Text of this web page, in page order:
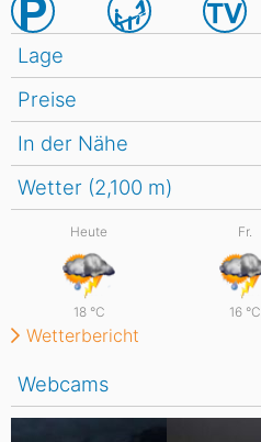
Lage
Preise
Wetter (2,100 m)
Heute
18 °C
Fr.
16 °C
Wetterbericht
Webcams
In der Nähe